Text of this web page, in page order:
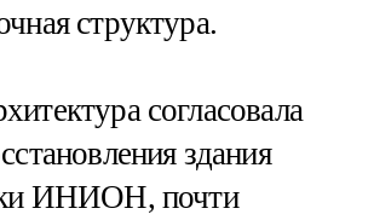
структура.
согласовала
здания
ИНИОН, почти